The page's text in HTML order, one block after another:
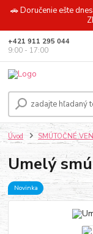
🚗 Doručenie ešte
+421 911 295 044
9:00 - 17:00
Úvod SMÚTOČNÉ
Umelý
Novinka